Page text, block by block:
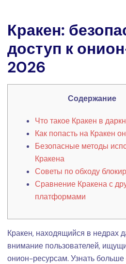
Кракен:
доступ к
2026
Содержание
Что такое Кракен в
Как попасть на Кракен
Безопасные методы
Кракена
Советы по обходу
Сравнение Кракена с
платформами
Кракен, находящийся в недрах
внимание пользователей,
онион-ресурсам. Узнать